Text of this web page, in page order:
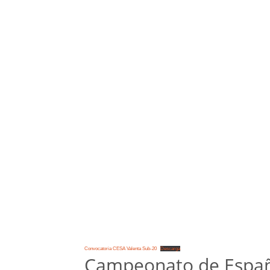
Convocatoria CESA Valenta Sub-20 Descarga
Campeonato de